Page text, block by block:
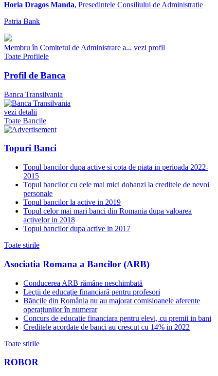
Horia Dragos Manda, Presedintele Consiliului de Administratie
Patria Bank
Membru în Comitetul de Administrare a... vezi profil
Toate Profilele
Profil de Banca
Banca Transilvania
vezi detalii
Toate Bancile
Topuri Banci
Topul bancilor dupa active si cota de piata in perioada 2022-
2015
Topul bancilor cu cele mai mici dobanzi la creditele de nevoi
personale
Topul bancilor la active in 2019
Topul celor mai mari banci din Romania dupa valoarea
activelor in 2018
Topul bancilor dupa active in 2017
Toate stirile
Asociatia Romana a Bancilor (ARB)
Conducerea ARB rămâne neschimbată
Lecții de educație financiară pentru profesori
Băncile din România nu au majorat comisioanele aferente
operațiunilor în numerar
Concurs de educatie financiara pentru elevi, cu premii in bani
Creditele acordate de banci au crescut cu 14% in 2022
Toate stirile
ROBOR